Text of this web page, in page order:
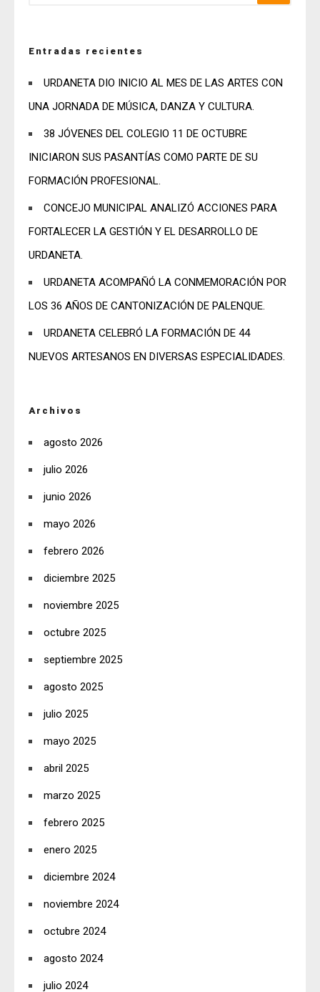
Entradas recientes
URDANETA DIO INICIO AL MES DE LAS ARTES CON
UNA JORNADA DE MÚSICA, DANZA Y CULTURA.
38 JÓVENES DEL COLEGIO 11 DE OCTUBRE
INICIARON SUS PASANTÍAS COMO PARTE DE SU
FORMACIÓN PROFESIONAL.
CONCEJO MUNICIPAL ANALIZÓ ACCIONES PARA
FORTALECER LA GESTIÓN Y EL DESARROLLO DE
URDANETA.
URDANETA ACOMPAÑÓ LA CONMEMORACIÓN POR
LOS 36 AÑOS DE CANTONIZACIÓN DE PALENQUE.
URDANETA CELEBRÓ LA FORMACIÓN DE 44
NUEVOS ARTESANOS EN DIVERSAS ESPECIALIDADES.
Archivos
agosto 2026
julio 2026
junio 2026
mayo 2026
febrero 2026
diciembre 2025
noviembre 2025
octubre 2025
septiembre 2025
agosto 2025
julio 2025
mayo 2025
abril 2025
marzo 2025
febrero 2025
enero 2025
diciembre 2024
noviembre 2024
octubre 2024
agosto 2024
julio 2024